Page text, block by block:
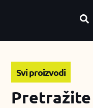
Svi proizvodi